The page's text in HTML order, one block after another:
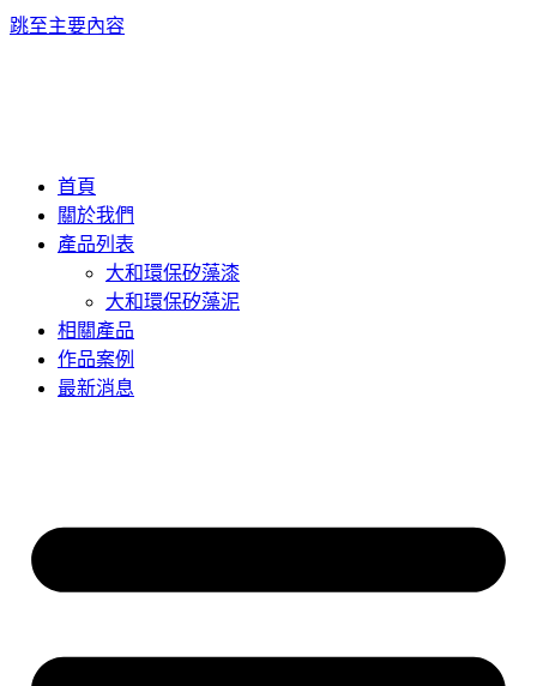
跳至主要內容
首頁
關於我們
產品列表
大和環保矽藻漆
大和環保矽藻泥
相關產品
作品案例
最新消息